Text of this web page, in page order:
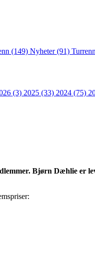
(149) Nyheter (91)
(3) 2025 (33) 2024 (75)
Bjørn Dæhlie er